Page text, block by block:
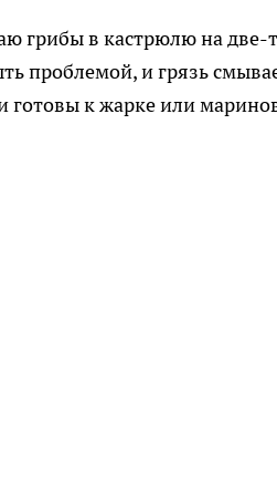
грибы в кастрюлю на две-
проблемой, и грязь
готовы к жарке или